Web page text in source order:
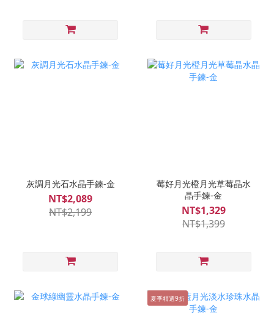
灰調月光石水晶手鍊-金
NT$2,089
NT$2,199
莓好月光橙月光草莓晶水
晶手鍊-金
NT$1,329
NT$1,399
夏季精選9折